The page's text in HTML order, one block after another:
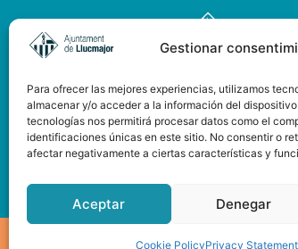
Gestionar
Para ofrecer las mejores experiencias, utilizamos
almacenar y/o acceder a la información del
tecnologías nos permitirá procesar datos como el
identificaciones únicas en este sitio. No consentir o
afectar negativamente a ciertas características y
Aceptar Denegar
Cookie PolicyPrivacy Statement
Pàgina web